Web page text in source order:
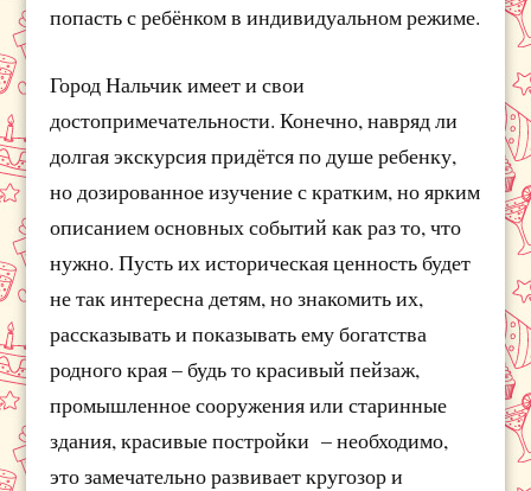
попасть с ребёнком в индивидуальном режиме.
Город Нальчик имеет и свои
достопримечательности. Конечно, навряд ли
долгая экскурсия придётся по душе ребенку,
но дозированное изучение с кратким, но ярким
описанием основных событий как раз то, что
нужно. Пусть их историческая ценность будет
не так интересна детям, но знакомить их,
рассказывать и показывать ему богатства
родного края – будь то красивый пейзаж,
промышленное сооружения или старинные
здания, красивые постройки – необходимо,
это замечательно развивает кругозор и